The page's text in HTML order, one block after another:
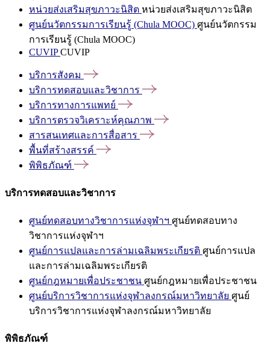
หน่วยส่งเสริมสุขภาวะนิสิต หน่วยส่งเสริมสุขภาวะนิสิต
ศูนย์นวัตกรรมการเรียนรู้ (Chula MOOC) ศูนย์นวัตกรรม
การเรียนรู้ (Chula MOOC)
CUVIPCUVIP
บริการสังคม
บริการทดสอบและวิชาการ
บริการทางการแพทย์
บริการตรวจวิเคราะห์คุณภาพ
สารสนเทศและการสื่อสาร
พื้นที่สร้างสรรค์
พิพิธภัณฑ์
บริการทดสอบและวิชาการ
ศูนย์ทดสอบทางวิชาการแห่งจุฬาฯ ศูนย์ทดสอบทาง
วิชาการแห่งจุฬาฯ
ศูนย์การแปลและการล่ามเฉลิมพระเกียรติ ศูนย์การแปล
และการล่ามเฉลิมพระเกียรติ
ศูนย์กฎหมายเพื่อประชาชน ศูนย์กฎหมายเพื่อประชาชน
ศูนย์บริการวิชาการแห่งจุฬาลงกรณ์มหาวิทยาลัย ศูนย์
บริการวิชาการแห่งจุฬาลงกรณ์มหาวิทยาลัย
พิพิธภัณฑ์